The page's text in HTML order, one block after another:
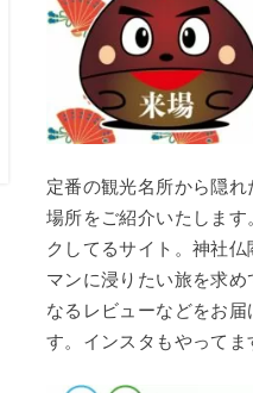
定番の観光名所から隠
場所をご紹介いたします
クしてるサイト。神社
マンに浸りたい旅を求め
なるレビューなどをお届
す。インスタもやってま